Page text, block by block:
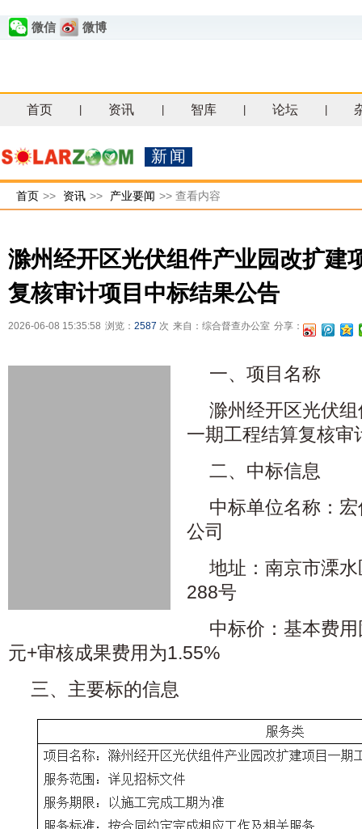
微信 微博
首页 资讯 智库 论坛
新闻
首页 >> 资讯 >> 产业要闻 >> 查看内容
滁州经开区光伏组件产业园改扩建
复核审计项目中标结果公告
2026-06-08 15:35:58 浏览： 2587 次 来自：综合督查办公室 分享：
一、项目名称
滁州经开区光伏
一期工程结算复核审
二、中标信息
中标单位名称：
公司
地址：南京市溧
288号
中标价：基本费
元+审核成果费用为1.55%
三、主要标的信息